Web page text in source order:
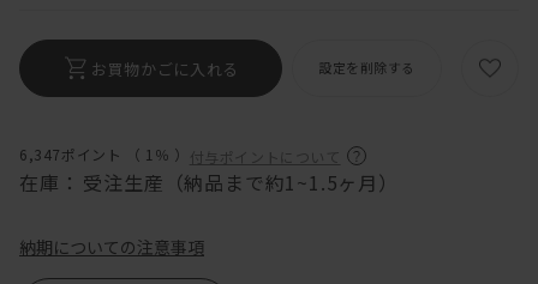
6,347ポイント （ 1％ ） 付与ポイントについて
在庫： 受注生産（納品まで約1~1.5ヶ月）
お買物かごに入れる 設定を削除する
納期についての注意事項